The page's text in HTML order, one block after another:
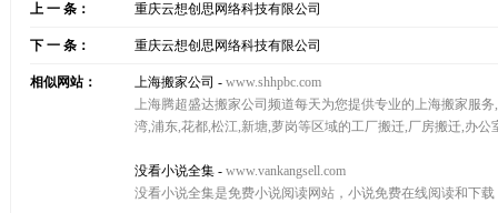
上 一 条： 重庆云想创思网络科技有限公司
下 一 条： 重庆云想创思网络科技有限公司
相似网站： 上海搬家公司 - www.shhpbc.com
上海腾超盛达搬家公司频道每天为您提供专业的上海搬家服
湾,浦东,花都,松江,新塘,萝岗等区域的工厂搬迁,厂房搬迁,办
没看小说全集 - www.vankangsell.com
没看小说全集是免费小说阅读网站，小说免费在线阅读和下